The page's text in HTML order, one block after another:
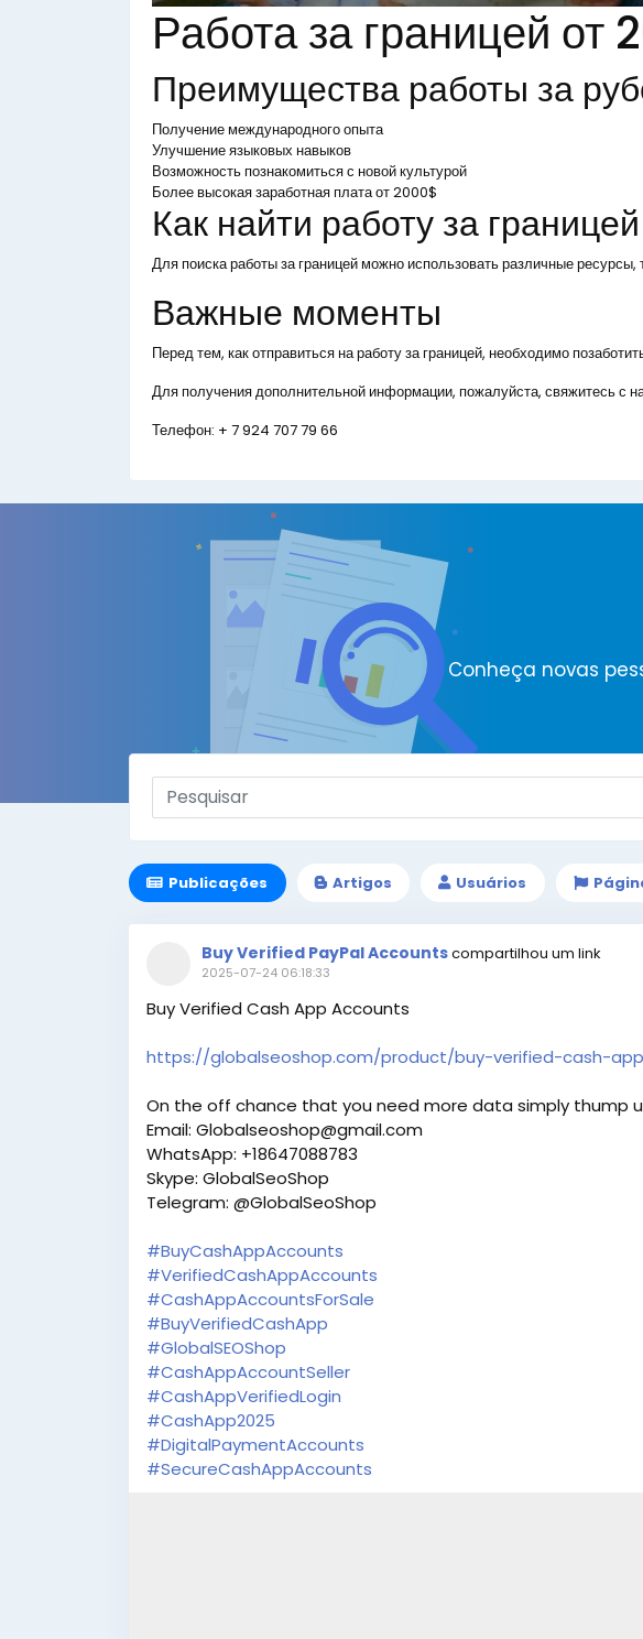
Работа за границей от
Преимущества работы за
Получение международного опыта
Улучшение языковых навыков
Возможность познакомиться с новой культурой
Более высокая заработная плата от 2000$
Как найти работу за границей
Для поиска работы за границей можно использовать различные
Важные моменты
Перед тем, как отправиться на работу за границей, необходимо
Для получения дополнительной информации, пожалуйста, свяжитесь с
Телефон: + 7 924 707 79 66
Conheça novas
Publicações Artigos Usuários
Buy Verified PayPal Accountscompartilhou um link
2025-07-24 06:18:33
Buy Verified Cash App Accounts
https://globalseoshop.com/product/buy-verified-cash-
On the off chance that you need more data simply thump
Email: Globalseoshop@gmail.com
WhatsApp: +18647088783
Skype: GlobalSeoShop
Telegram: @GlobalSeoShop
#BuyCashAppAccounts
#VerifiedCashAppAccounts
#CashAppAccountsForSale
#BuyVerifiedCashApp
#GlobalSEOShop
#CashAppAccountSeller
#CashAppVerifiedLogin
#CashApp2025
#DigitalPaymentAccounts
#SecureCashAppAccounts